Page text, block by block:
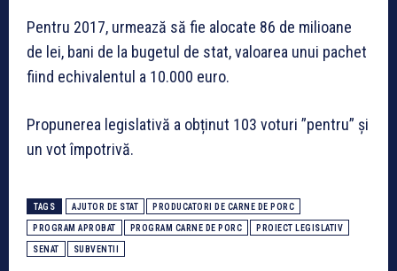
Pentru 2017, urmează să fie alocate 86 de milioane
de lei, bani de la bugetul de stat, valoarea unui pachet
fiind echivalentul a 10.000 euro.
Propunerea legislativă a obținut 103 voturi ”pentru” şi
un vot împotrivă.
TAGS AJUTOR DE STAT PRODUCATORI DE CARNE DE PORC
PROGRAM APROBAT PROGRAM CARNE DE PORC PROIECT LEGISLATIV
SENAT SUBVENTII